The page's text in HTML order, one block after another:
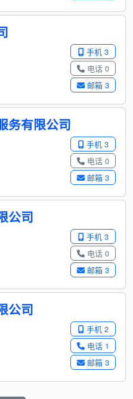
手机 3
电话 0
邮箱 3
务有限公司
手机 3
电话 0
邮箱 3
公司
手机 3
电话 0
邮箱 3
公司
手机 2
电话 1
邮箱 3